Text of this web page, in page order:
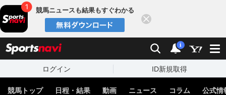
競馬ニュースも結果もすぐわかる
検索 通知
i
ログイン ID新規取得
競馬トップ 日程・結果 動画 ニュース コラム 公式情